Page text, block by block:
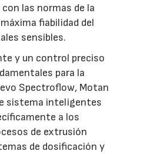
las normas de la
fiabilidad del
sensibles.
y un control preciso
para la
Spectroflow, Motan
sistema inteligentes
a los
de extrusión
de dosificación y